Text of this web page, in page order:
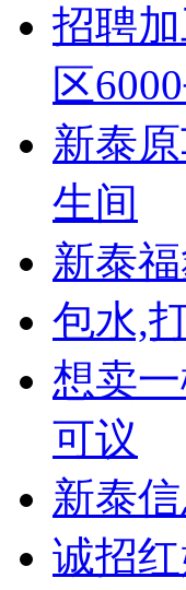
招聘
区
新泰
生间
新泰
包水,
想卖
可议
新泰
诚招